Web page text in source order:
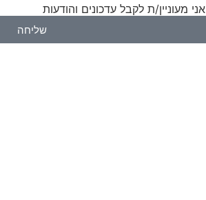
אני מעוניין/ת לקבל עדכונים והודעות
שליחה